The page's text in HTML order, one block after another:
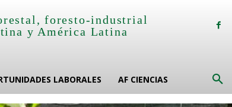
foresto-industrial
y América Latina
LABORALES AF CIENCIAS